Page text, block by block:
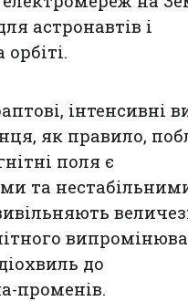
астронавтів і
інтенсивні
як правило,
поля є
та
до
променів.